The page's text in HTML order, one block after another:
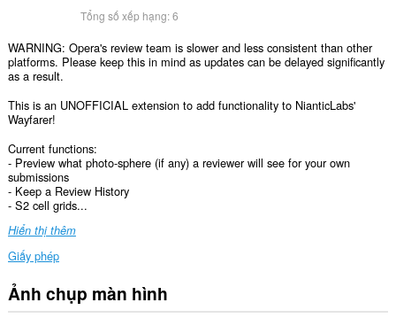
Tổng số xếp hạng:6
WARNING: Opera's review team is slower and less consistent than other
platforms. Please keep this in mind as updates can be delayed significantly
as a result.
This is an UNOFFICIAL extension to add functionality to NianticLabs'
Wayfarer!
Current functions:
- Preview what photo-sphere (if any) a reviewer will see for your own
submissions
- Keep a Review History
- S2 cell grids...
Hiển thị thêm
Giấy phép
Tiện
ích
Ảnh chụp màn hình